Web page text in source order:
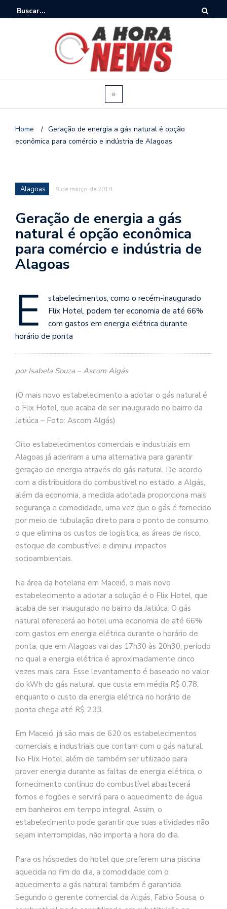
Home / Geração de energia a gás natural é opção
econômica para comércio e indústria de Alagoas
Alagoas 9 de março de 2019
Geração de energia a gás
natural é opção econômica
para comércio e indústria de
Alagoas
E
stabelecimentos, como o recém-inaugurado
Flix Hotel, podem ter economia de até 66%
com gastos em energia elétrica durante
horário de ponta
por Isabela Souza – Ascom Algás
(O mais novo estabelecimento a adotar o gás natural é
o Flix Hotel, que acaba de ser inaugurado no bairro da
Jatiúca – Foto: Ascom Algás)
Oito estabelecimentos comerciais e industriais em
Alagoas já aderiram a uma alternativa para garantir
geração de energia através do gás natural. De acordo
com a distribuidora do combustível no estado, a Algás,
além da economia, a medida adotada proporciona mais
segurança e comodidade, uma vez que o gás é fornecido
por meio de tubulação direto para o ponto de consumo,
o que elimina os custos de logística, as áreas de risco,
estoque de combustível e diminui impactos
socioambientais.
Na área da hotelaria em Maceió, o mais novo
estabelecimento a adotar a solução é o Flix Hotel, que
acaba de ser inaugurado no bairro da Jatiúca. O gás
natural oferecerá ao hotel uma economia de até 66%
com gastos em energia elétrica durante o horário de
ponta, que em Alagoas vai das 17h30 às 20h30, período
no qual a energia elétrica é aproximadamente cinco
vezes mais cara. Esse levantamento é baseado no valor
do kWh do gás natural, que custa em média R$ 0,78,
enquanto o custo da energia elétrica no horário de
ponta chega até R$ 2,33.
Em Maceió, já são mais de 620 os estabelecimentos
comerciais e industriais que contam com o gás natural.
No Flix Hotel, além de também ser utilizado para
prover energia durante as faltas de energia elétrica, o
fornecimento contínuo do combustível abastecerá
fornos e fogões e servirá para o aquecimento de água
em banheiros em tempo integral. Assim, o
estabelecimento pode garantir que suas atividades não
sejam interrompidas, não importa a hora do dia.
Para os hóspedes do hotel que preferem uma piscina
aquecida no fim do dia, a comodidade com o
aquecimento a gás natural também é garantida.
Segundo o gerente comercial da Algás, Fabio Sousa, o